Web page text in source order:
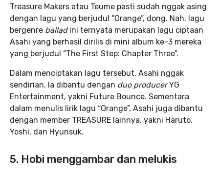
Treasure Makers atau Teume pasti sudah nggak asing
dengan lagu yang berjudul “Orange”, dong. Nah, lagu
bergenre balladini ternyata merupakan lagu ciptaan
Asahi yang berhasil dirilis di mini album ke-3 mereka
yang berjudul “The First Step: Chapter Three”.
Dalam menciptakan lagu tersebut, Asahi nggak
sendirian. Ia dibantu dengan duo producerYG
Entertainment, yakni Future Bounce. Sementara
dalam menulis lirik lagu “Orange”, Asahi juga dibantu
dengan member TREASURE lainnya, yakni Haruto,
Yoshi, dan Hyunsuk.
5. Hobi menggambar dan melukis